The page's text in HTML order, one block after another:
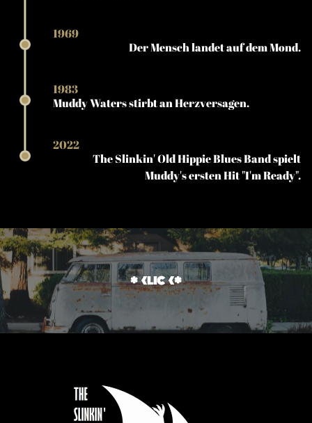
1969
Der Mensch landet auf dem Mond.
1983
Muddy Waters stirbt an Herzversagen.
2022
The Slinkin' Old Hippie Blues Band spielt
Muddy's ersten Hit "I'm Ready".
*klick*